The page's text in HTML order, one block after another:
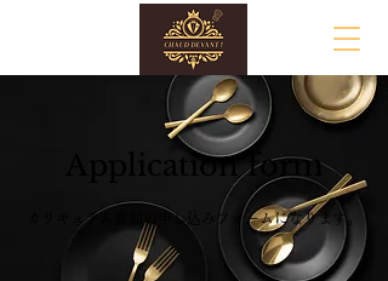
Application form
カリキュラム参加の申し込みフォームになります。